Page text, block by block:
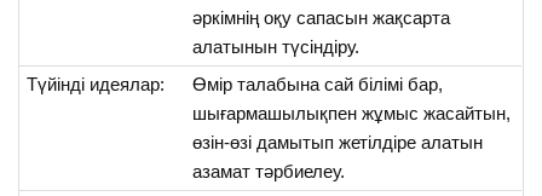
әркімнің оқу сапасын жақсарта
алатынын түсіндіру.
Түйінді идеялар:
Өмір талабына сай білімі бар,
шығармашылықпен жұмыс жасайтын,
өзін-өзі дамытып жетілдіре алатын
азамат тәрбиелеу.